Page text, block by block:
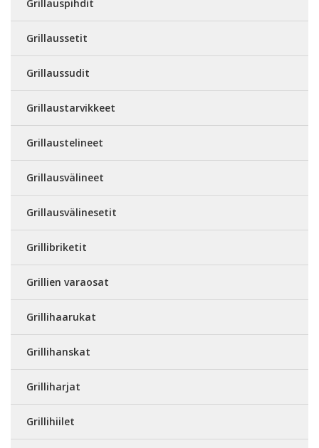
Grillauspihdit
Grillaussetit
Grillaussudit
Grillaustarvikkeet
Grillaustelineet
Grillausvälineet
Grillausvälinesetit
Grillibriketit
Grillien varaosat
Grillihaarukat
Grillihanskat
Grilliharjat
Grillihiilet